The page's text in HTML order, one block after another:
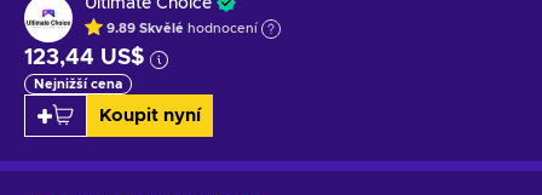
9.89 Skvělé hodnocení
123,44 US$
Nejnižší cena
Koupit nyní